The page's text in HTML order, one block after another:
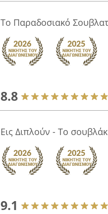
Το Παραδοσιακό
8.8
Εις Διπλούν - Το
9.1